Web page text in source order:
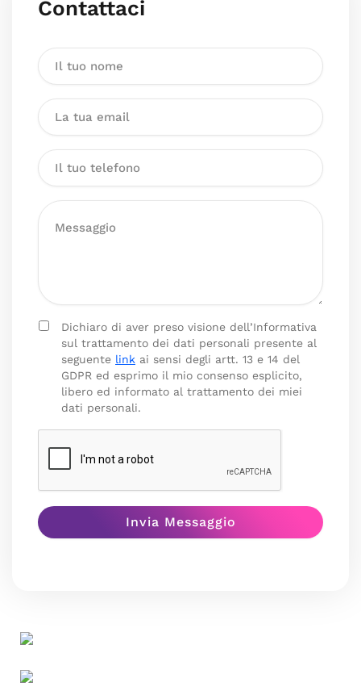
Contattaci
Dichiaro di aver preso visione dell’Informativa
sul trattamento dei dati personali presente al
seguente link ai sensi degli artt. 13 e 14 del
GDPR ed esprimo il mio consenso esplicito,
libero ed informato al trattamento dei miei
dati personali.